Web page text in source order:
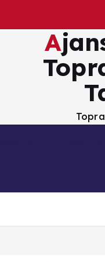
Ajans Yenice -